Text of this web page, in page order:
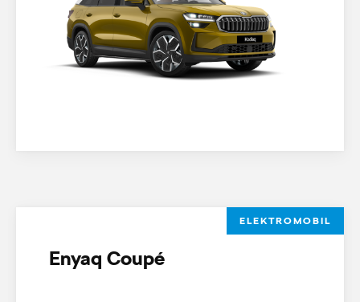
ELEKTROMOBIL
Enyaq Coupé